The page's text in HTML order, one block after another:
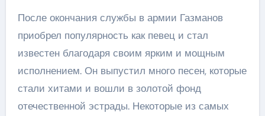
После окончания службы в армии Газманов
приобрел популярность как певец и стал
известен благодаря своим ярким и мощным
исполнением. Он выпустил много песен, которые
стали хитами и вошли в золотой фонд
отечественной эстрады. Некоторые из самых